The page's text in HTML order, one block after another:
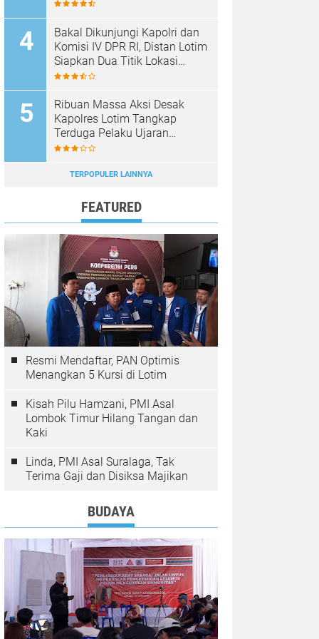
Bakal Dikunjungi Kapolri dan
Komisi IV DPR RI, Distan Lotim
Siapkan Dua Titik Lokasi
Panen Raya Bawang Putih
Ribuan Massa Aksi Desak
Kapolres Lotim Tangkap
Terduga Pelaku Ujaran
Kebencian Terhadap Bupati di
TERPOPULER LAINNYA
FEATURED
Resmi Mendaftar, PAN Optimis
Menangkan 5 Kursi di Lotim
Kisah Pilu Hamzani, PMI Asal
Lombok Timur Hilang Tangan dan
Kaki
Linda, PMI Asal Suralaga, Tak
Terima Gaji dan Disiksa Majikan
BUDAYA